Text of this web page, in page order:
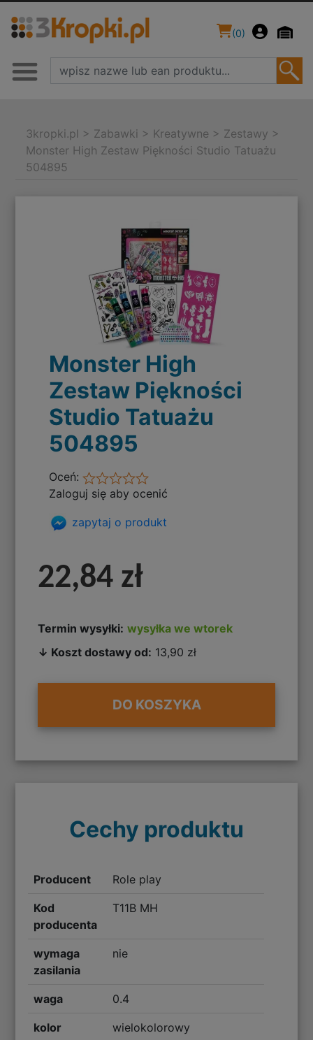
(0)
3kropki.pl > Zabawki > Kreatywne > Zestawy >
Monster High Zestaw Piękności Studio Tatuażu
504895
Monster High
Zestaw Piękności
Studio Tatuażu
504895
Oceń:
Zaloguj się aby ocenić
zapytaj o produkt
22,84 zł
Termin wysyłki: wysyłka we wtorek
↓ Koszt dostawy od: 13,90 zł
DO KOSZYKA
Cechy produktu
Producent Role play
Kod
producenta
T11B MH
wymaga
zasilania
nie
waga 0.4
kolor wielokolorowy